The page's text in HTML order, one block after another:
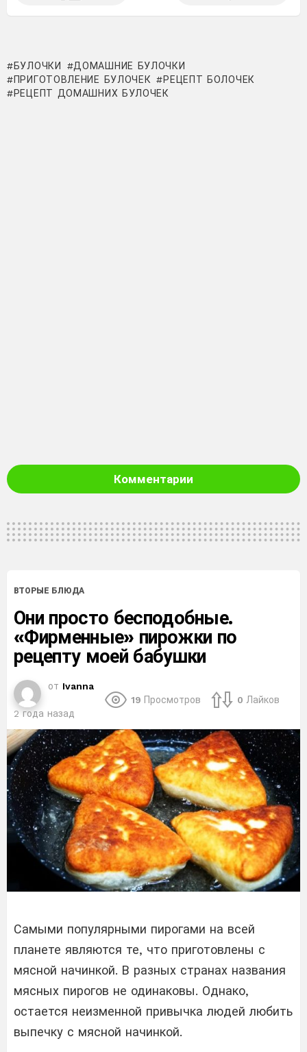
БУЛОЧКИ
ДОМАШНИЕ БУЛОЧКИ
ПРИГОТОВЛЕНИЕ БУЛОЧЕК
РЕЦЕПТ БОЛОЧЕК
РЕЦЕПТ ДОМАШНИХ БУЛОЧЕК
Комментарии
ВТОРЫЕ БЛЮДА
Они просто бесподобные.
«Фирменные» пирожки по
рецепту моей бабушки
от Ivanna
2 года назад
19 Просмотров 0 Лайков
Самыми популярными пирогами на всей
планете являются те, что приготовлены с
мясной начинкой. В разных странах названия
мясных пирогов не одинаковы. Однако,
остается неизменной привычка людей любить
выпечку с мясной начинкой.